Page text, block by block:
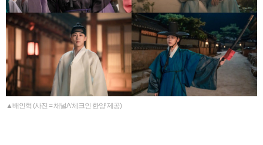
▲배인혁 (사진 = 채널A '체크인 한양' 제공)